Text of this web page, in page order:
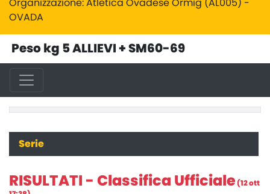
Organizzazione: Atletica Ovadese Ormig (AL005) -
OVADA
Peso kg 5 ALLIEVI + SM60-69
Serie
RISULTATI - Classifica Ufficiale (12 ott